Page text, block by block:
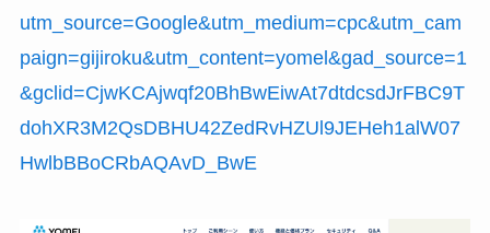
utm_source=Google&utm_medium=cpc&utm_cam
paign=gijiroku&utm_content=yomel&gad_source=1
&gclid=CjwKCAjwqf20BhBwEiwAt7dtdcsdJrFBC9T
dohXR3M2QsDBHU42ZedRvHZUl9JEHeh1alW07
HwlbBBoCRbAQAvD_BwE